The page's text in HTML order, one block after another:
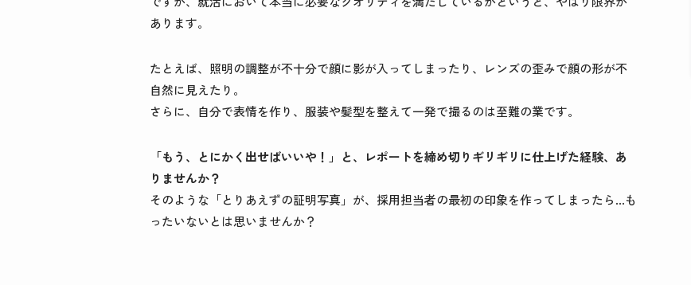
あります。
たとえば、照明の調整が不十分で顔に影が入ってしまったり、レンズの歪みで顔の形が不
自然に見えたり。
さらに、自分で表情を作り、服装や髪型を整えて一発で撮るのは至難の業です。
「もう、とにかく出せばいいや！」と、レポートを締め切りギリギリに仕上げた経験、あ
りませんか？
そのような「とりあえずの証明写真」が、採用担当者の最初の印象を作ってしまったら…も
ったいないとは思いませんか？